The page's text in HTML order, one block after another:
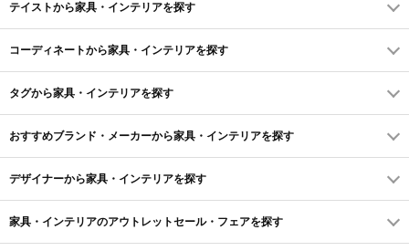
テイストから家具・インテリアを探す
コーディネートから家具・インテリアを探す
タグから家具・インテリアを探す
おすすめブランド・メーカーから家具・インテリアを探す
デザイナーから家具・インテリアを探す
家具・インテリアのアウトレットセール・フェアを探す